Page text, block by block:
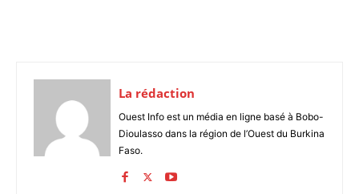
La rédaction
Ouest Info est un média en ligne basé à Bobo-
Dioulasso dans la région de l’Ouest du Burkina
Faso.